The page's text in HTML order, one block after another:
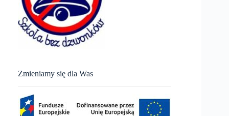
Zmieniamy się dla Was